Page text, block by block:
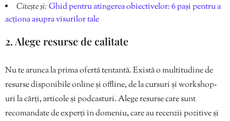
Citește și:Ghid pentru atingerea obiectivelor: 6 pași pentru a
acționa asupra visurilor tale
2. Alege resurse de calitate
Nu te arunca la prima ofertă tentantă. Există o multitudine de
resurse disponibile online și offline, de la cursuri și workshop-
uri la cărți, articole și podcasturi. Alege resurse care sunt
recomandate de experți în domeniu, care au recenzii pozitive și